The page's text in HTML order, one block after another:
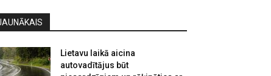
Lietavu laikā aicina
autovadītājus būt